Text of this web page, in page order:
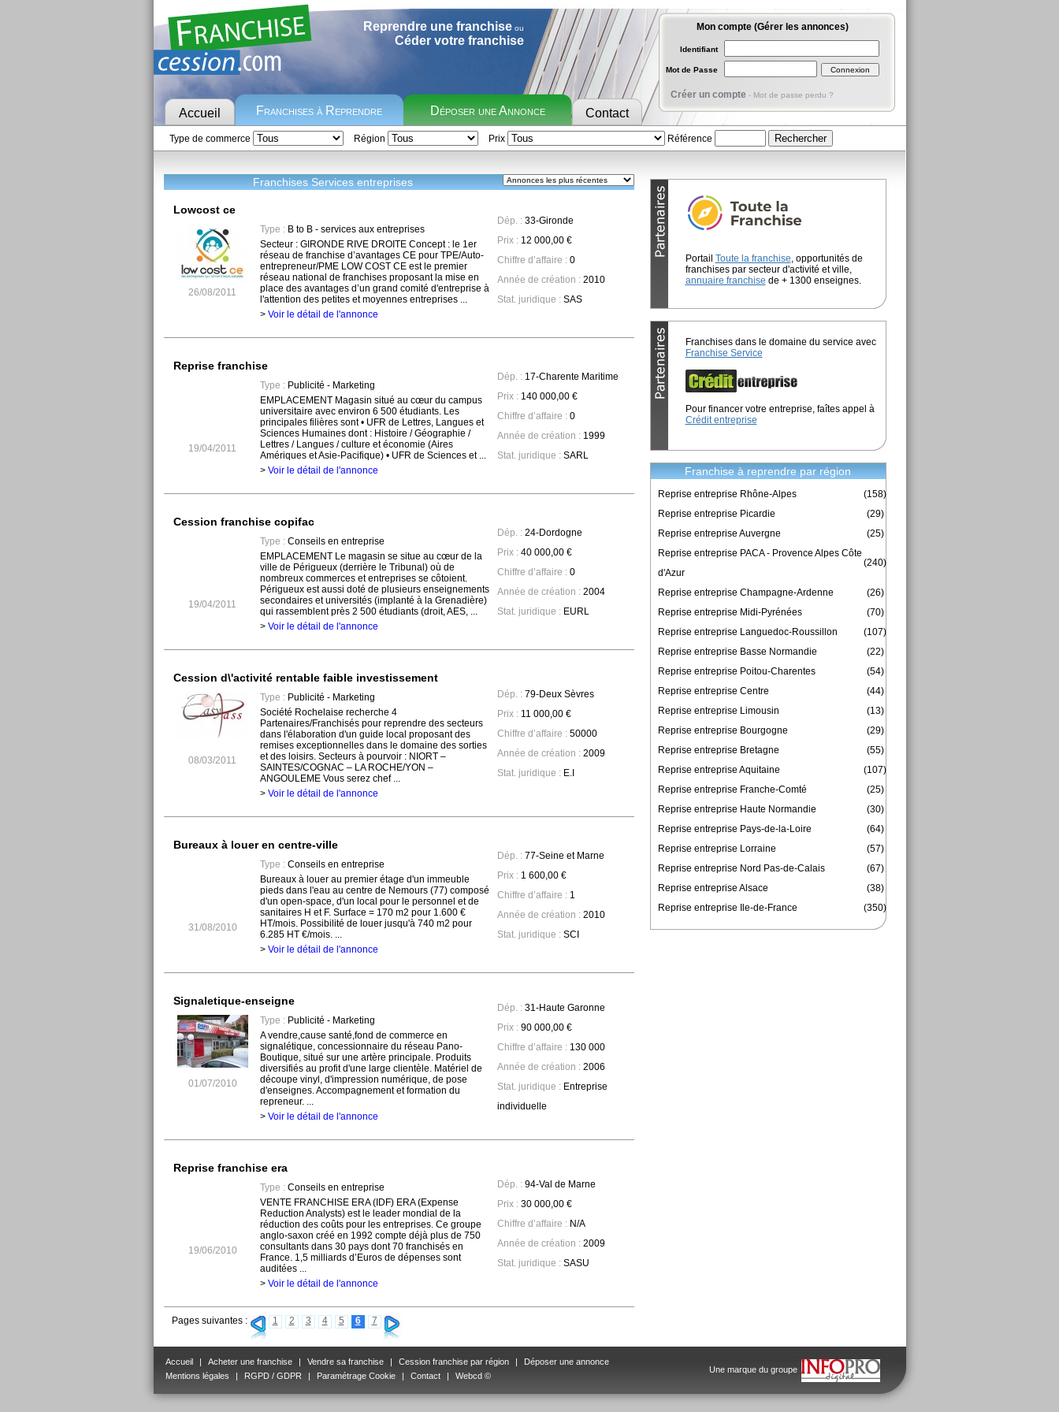
Reprendre une franchiseou
Céder votre franchise
Accueil Franchises à Reprendre Déposer une Annonce Contact
Mon compte (Gérer les annonces)
Identifiant
Mot de Passe
Créer un compte - Mot de passe perdu ?
Type de commerce Région Prix Référence
Franchises Services entreprises
Lowcost ce
Dép. :33-Gironde
Prix :12 000,00 €
Chiffre d’affaire :0
Année de création :2010
Stat. juridique :SAS
26/08/2011
Type :B to B - services aux entreprises
Secteur : GIRONDE RIVE DROITE Concept : le 1er
réseau de franchise d’avantages CE pour TPE/Auto-
entrepreneur/PME LOW COST CE est le premier
réseau national de franchises proposant la mise en
place des avantages d’un grand comité d'entreprise à
l'attention des petites et moyennes entreprises ...
> Voir le détail de l'annonce
Reprise franchise
Dép. :17-Charente Maritime
Prix :140 000,00 €
Chiffre d’affaire :0
Année de création :1999
Stat. juridique :SARL
19/04/2011
Type :Publicité - Marketing
EMPLACEMENT Magasin situé au cœur du campus
universitaire avec environ 6 500 étudiants. Les
principales filières sont • UFR de Lettres, Langues et
Sciences Humaines dont : Histoire / Géographie /
Lettres / Langues / culture et économie (Aires
Amériques et Asie-Pacifique) • UFR de Sciences et ...
> Voir le détail de l'annonce
Cession franchise copifac
Dép. :24-Dordogne
Prix :40 000,00 €
Chiffre d’affaire :0
Année de création :2004
Stat. juridique :EURL
19/04/2011
Type :Conseils en entreprise
EMPLACEMENT Le magasin se situe au cœur de la
ville de Périgueux (derrière le Tribunal) où de
nombreux commerces et entreprises se côtoient.
Périgueux est aussi doté de plusieurs enseignements
secondaires et universités (implanté à la Grenadière)
qui rassemblent près 2 500 étudiants (droit, AES, ...
> Voir le détail de l'annonce
Cession d\'activité rentable faible investissement
Dép. :79-Deux Sèvres
Prix :11 000,00 €
Chiffre d’affaire :50000
Année de création :2009
Stat. juridique :E.I
08/03/2011
Type :Publicité - Marketing
Société Rochelaise recherche 4
Partenaires/Franchisés pour reprendre des secteurs
dans l'élaboration d'un guide local proposant des
remises exceptionnelles dans le domaine des sorties
et des loisirs. Secteurs à pourvoir : NIORT –
SAINTES/COGNAC – LA ROCHE/YON –
ANGOULEME Vous serez chef ...
> Voir le détail de l'annonce
Bureaux à louer en centre-ville
Dép. :77-Seine et Marne
Prix :1 600,00 €
Chiffre d’affaire :1
Année de création :2010
Stat. juridique :SCI
31/08/2010
Type :Conseils en entreprise
Bureaux à louer au premier étage d'un immeuble
pieds dans l'eau au centre de Nemours (77) composé
d'un open-space, d'un local pour le personnel et de
sanitaires H et F. Surface = 170 m2 pour 1.600 €
HT/mois. Possibilité de louer jusqu'à 740 m2 pour
6.285 HT €/mois. ...
> Voir le détail de l'annonce
Signaletique-enseigne
Dép. :31-Haute Garonne
Prix :90 000,00 €
Chiffre d’affaire :130 000
Année de création :2006
Stat. juridique :Entreprise
individuelle
01/07/2010
Type :Publicité - Marketing
A vendre,cause santé,fond de commerce en
signalétique, concessionnaire du réseau Pano-
Boutique, situé sur une artère principale. Produits
diversifiés au profit d'une large clientèle. Matériel de
découpe vinyl, d'impression numérique, de pose
d'enseignes. Accompagnement et formation du
repreneur. ...
> Voir le détail de l'annonce
Reprise franchise era
Dép. :94-Val de Marne
Prix :30 000,00 €
Chiffre d’affaire :N/A
Année de création :2009
Stat. juridique :SASU
19/06/2010
Type :Conseils en entreprise
VENTE FRANCHISE ERA (IDF) ERA (Expense
Reduction Analysts) est le leader mondial de la
réduction des coûts pour les entreprises. Ce groupe
anglo-saxon créé en 1992 compte déjà plus de 750
consultants dans 30 pays dont 70 franchisés en
France. 1,5 milliards d’Euros de dépenses sont
auditées ...
> Voir le détail de l'annonce
Pages suivantes : 1 2 3 4 5 6 7
Portail Toute la franchise, opportunités de
franchises par secteur d'activité et ville,
annuaire franchise de + 1300 enseignes.
Franchises dans le domaine du service avec
Franchise Service
Pour financer votre entreprise, faîtes appel à
Crédit entreprise
Franchise à reprendre par région
Reprise entreprise Rhône-Alpes
(158)
Reprise entreprise Picardie
(29)
Reprise entreprise Auvergne
(25)
Reprise entreprise PACA - Provence Alpes Côte
d'Azur
(240)
Reprise entreprise Champagne-Ardenne
(26)
Reprise entreprise Midi-Pyrénées
(70)
Reprise entreprise Languedoc-Roussillon
(107)
Reprise entreprise Basse Normandie
(22)
Reprise entreprise Poitou-Charentes
(54)
Reprise entreprise Centre
(44)
Reprise entreprise Limousin
(13)
Reprise entreprise Bourgogne
(29)
Reprise entreprise Bretagne
(55)
Reprise entreprise Aquitaine
(107)
Reprise entreprise Franche-Comté
(25)
Reprise entreprise Haute Normandie
(30)
Reprise entreprise Pays-de-la-Loire
(64)
Reprise entreprise Lorraine
(57)
Reprise entreprise Nord Pas-de-Calais
(67)
Reprise entreprise Alsace
(38)
Reprise entreprise Ile-de-France
(350)
Une marque du groupe
Accueil Acheter une franchise Vendre sa franchise Cession franchise par région
Déposer une annonce
Mentions légales
RGPD / GDPR Paramétrage Cookie Contact Webcd ©